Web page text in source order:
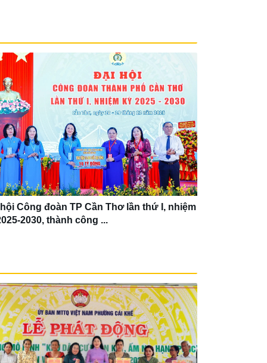
Công đoàn TP Cần Thơ lần thứ I, nhiệm
2030, thành công ...